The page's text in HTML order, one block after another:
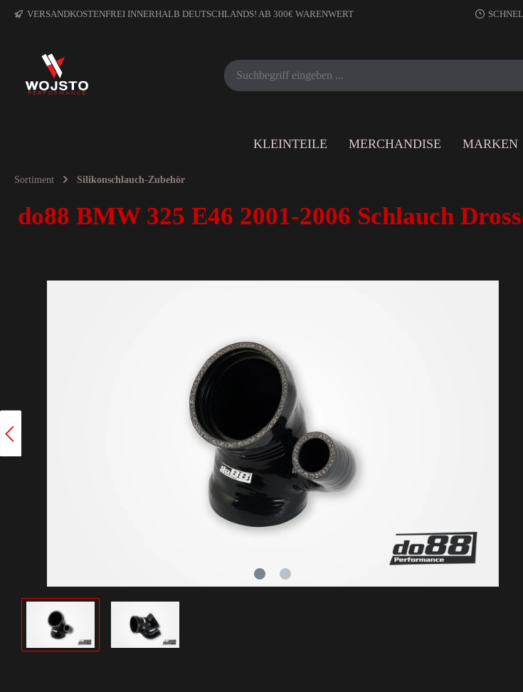
VERSANDKOSTENFREI INNERHALB DEUTSCHLANDS! AB 300€ WARENWERT
KLEINTEILE MERCHANDISE MARKEN
Sortiment Silikonschlauch-Zubehör
do88 BMW 325 E46 2001-2006 Schlauch